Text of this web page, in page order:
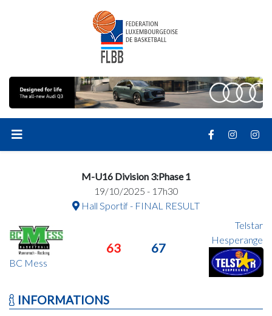
M-U16 Division 3:Phase 1
19/10/2025 - 17h30
Hall Sportif - FINAL RESULT
BC Mess
63 67
Telstar
Hesperange
INFORMATIONS